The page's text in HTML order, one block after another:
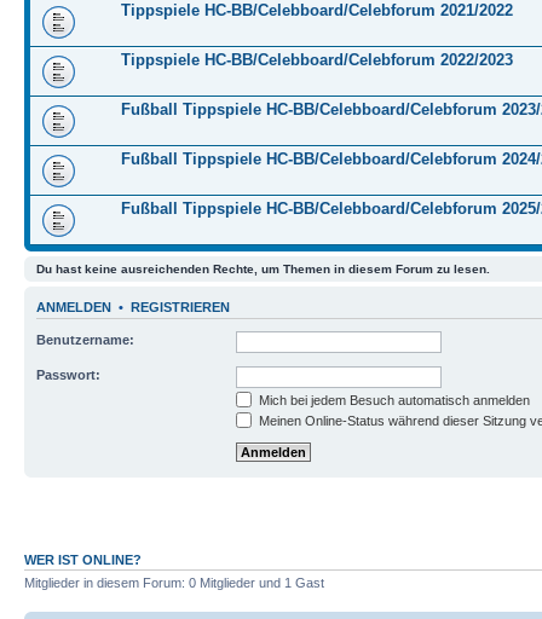
Tippspiele HC-BB/Celebboard/Celebforum 2021/2022
Tippspiele HC-BB/Celebboard/Celebforum 2022/2023
Fußball Tippspiele HC-BB/Celebboard/Celebforum 2023/
Fußball Tippspiele HC-BB/Celebboard/Celebforum 2024/
Fußball Tippspiele HC-BB/Celebboard/Celebforum 2025/
Du hast keine ausreichenden Rechte, um Themen in diesem Forum zu lesen.
ANMELDEN • REGISTRIEREN
Benutzername:
Passwort:
Mich bei jedem Besuch automatisch anmelden
Meinen Online-Status während dieser Sitzung
WER IST ONLINE?
Mitglieder in diesem Forum: 0 Mitglieder und 1 Gast